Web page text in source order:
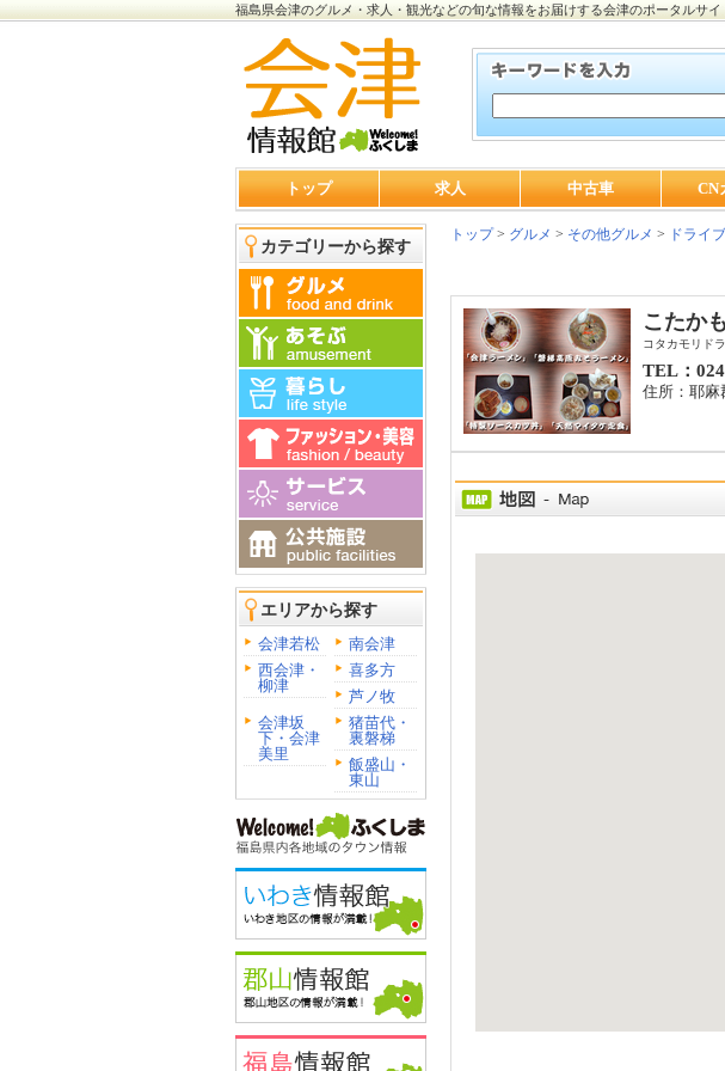
福島県会津のグルメ・求人・観光などの旬な情報をお届けする会津のポータルサイ
トップ 求人 中古車 CN
カテゴリーから探す
エリアから探す
会津若松
南会津
西会津・
柳津
喜多方
芦ノ牧
会津坂
下・会津
美里
猪苗代・
裏磐梯
飯盛山・
東山
トップ> グルメ > その他グルメ > ドライ
こたか
コタカモリド
TEL：
住所：耶麻